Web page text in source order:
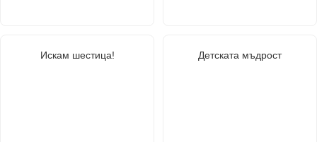
Искам шестица! Детската мъдрост